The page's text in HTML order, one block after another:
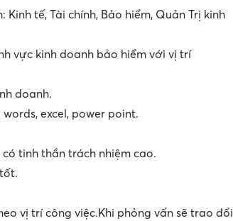
tế, Tài chính, Bảo hiểm, Quản Trị kinh
vực kinh doanh bảo hiểm với vị trí
doanh.
excel, power point.
tinh thần trách nhiệm cao.
vị trí công việc.Khi phỏng vấn sẽ trao đổi